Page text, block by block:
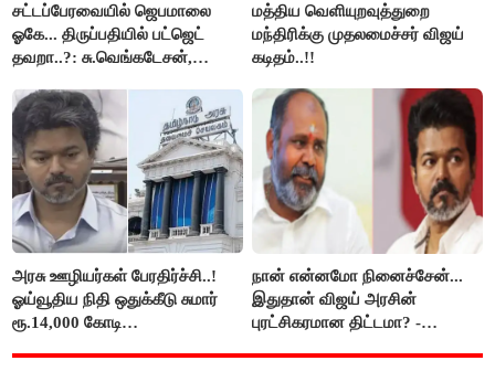
சட்டப்பேரவையில் ஜெபமாலை
ஓகே... திருப்பதியில் பட்ஜெட்
தவறா..?: சு.வெங்கடேசன்,
கேள்வி..!
மத்திய வெளியுறவுத்துறை
மந்திரிக்கு முதலமைச்சர் விஜய்
கடிதம்..!!
அரசு ஊழியர்கள் பேரதிர்ச்சி..!
ஓய்வூதிய நிதி ஒதுக்கீடு சுமார்
ரூ.14,000 கோடி
நான் என்னமோ நினைச்சேன்...
இதுதான் விஜய் அரசின்
புரட்சிகரமான திட்டமா? -